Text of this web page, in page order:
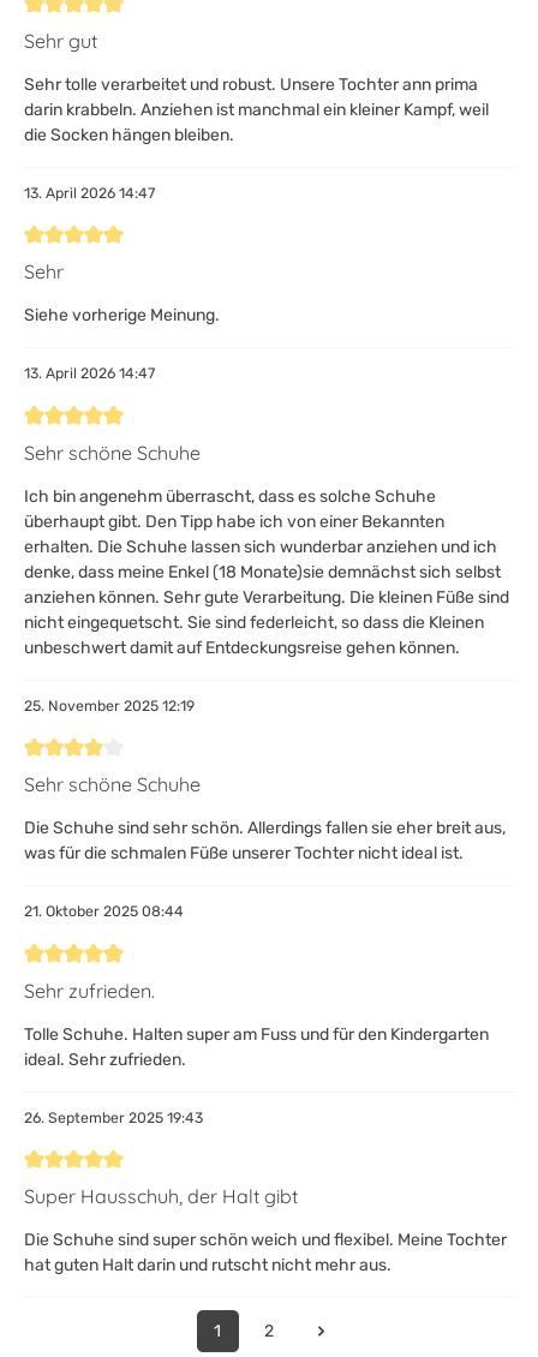
Bewertung mit 5 von 5 Sternen
Sehr gut
Sehr tolle verarbeitet und robust. Unsere Tochter ann prima
darin krabbeln. Anziehen ist manchmal ein kleiner Kampf, weil
die Socken hängen bleiben.
13. April 2026 14:47
Bewertung mit 5 von 5 Sternen
Sehr
Siehe vorherige Meinung.
13. April 2026 14:47
Bewertung mit 5 von 5 Sternen
Sehr schöne Schuhe
Ich bin angenehm überrascht, dass es solche Schuhe
überhaupt gibt. Den Tipp habe ich von einer Bekannten
erhalten. Die Schuhe lassen sich wunderbar anziehen und ich
denke, dass meine Enkel (18 Monate)sie demnächst sich selbst
anziehen können. Sehr gute Verarbeitung. Die kleinen Füße sind
nicht eingequetscht. Sie sind federleicht, so dass die Kleinen
unbeschwert damit auf Entdeckungsreise gehen können.
25. November 2025 12:19
Bewertung mit 4 von 5 Sternen
Sehr schöne Schuhe
Die Schuhe sind sehr schön. Allerdings fallen sie eher breit aus,
was für die schmalen Füße unserer Tochter nicht ideal ist.
21. Oktober 2025 08:44
Bewertung mit 5 von 5 Sternen
Sehr zufrieden.
Tolle Schuhe. Halten super am Fuss und für den Kindergarten
ideal. Sehr zufrieden.
26. September 2025 19:43
Bewertung mit 5 von 5 Sternen
Super Hausschuh, der Halt gibt
Die Schuhe sind super schön weich und flexibel. Meine Tochter
hat guten Halt darin und rutscht nicht mehr aus.
1 2